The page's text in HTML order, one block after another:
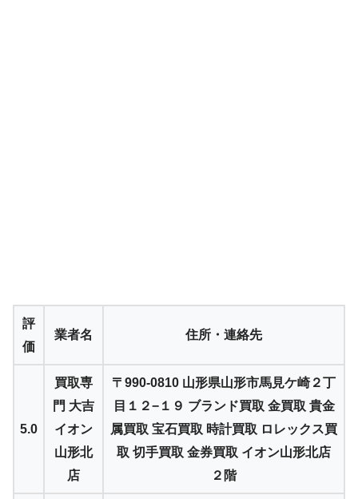
評
価
業者名 住所・連絡先
5.0
買取専
門 大吉
イオン
山形北
店
〒990-0810 山形県山形市馬見ケ崎２丁
目１２−１９ ブランド買取 金買取 貴金
属買取 宝石買取 時計買取 ロレックス買
取 切手買取 金券買取 イオン山形北店
２階